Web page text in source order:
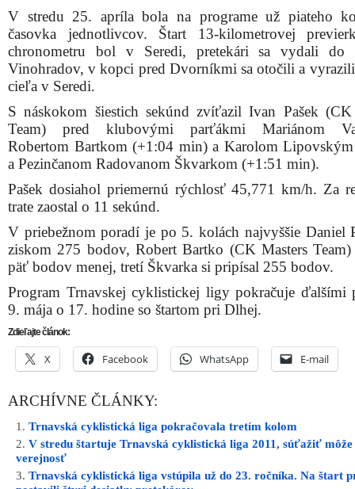
V stredu 25. apríla bola na programe už piateho
časovka jednotlivcov. Štart 13-kilometrovej
chronometru bol v Seredi, pretekári sa vydali do
Vinohradov, v kopci pred Dvorníkmi sa otočili a
cieľa v Seredi.
S náskokom šiestich sekúnd zvíťazil Ivan Pašek (CK
Team) pred klubovými parťákmi Mariánom
Robertom Bartkom (+1:04 min) a Karolom
a Pezinčanom Radovanom Škvarkom (+1:51 min).
Pašek dosiahol priemernú rýchlosť 45,771 km/h. Za
trate zaostal o 11 sekúnd.
V priebežnom poradí je po 5. kolách najvyššie Daniel
ziskom 275 bodov, Robert Bartko (CK Masters
päť bodov menej, tretí Škvarka si pripísal 255 bodov.
Program Trnavskej cyklistickej ligy pokračuje ďalšími
9. mája o 17. hodine so štartom pri Dlhej.
Zdieľajte článok:
X Facebook WhatsApp E-mail
ARCHÍVNE ČLÁNKY:
Trnavská cyklistická liga pokračovala tretím kolom
V stredu štartuje Trnavská cyklistická liga 2011, súťažiť
verejnosť
Trnavská cyklistická liga vstúpila už do 23. ročníka. Na štart